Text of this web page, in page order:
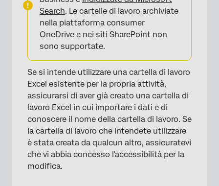
Search. Le cartelle di lavoro archiviate
nella piattaforma consumer
OneDrive e nei siti SharePoint non
sono supportate.
Se si intende utilizzare una cartella di lavoro
Excel esistente per la propria attività,
assicurarsi di aver già creato una cartella di
lavoro Excel in cui importare i dati e di
conoscere il nome della cartella di lavoro. Se
la cartella di lavoro che intendete utilizzare
è stata creata da qualcun altro, assicuratevi
che vi abbia concesso l'accessibilità per la
modifica.